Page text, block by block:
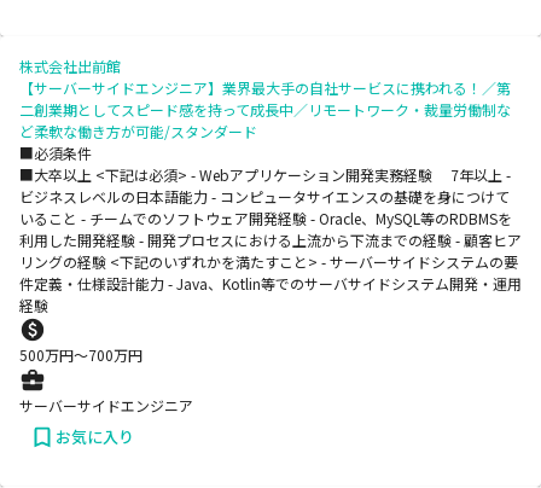
株式会社出前館
【サーバーサイドエンジニア】業界最大手の自社サービスに携われる！／第
二創業期としてスピード感を持って成長中／リモートワーク・裁量労働制な
ど柔軟な働き方が可能/スタンダード
■必須条件
■大卒以上 <下記は必須> - Webアプリケーション開発実務経験 7年以上 -
ビジネスレベルの日本語能力 - コンピュータサイエンスの基礎を身につけて
いること - チームでのソフトウェア開発経験 - Oracle、MySQL等のRDBMSを
利用した開発経験 - 開発プロセスにおける上流から下流までの経験 - 顧客ヒア
リングの経験 <下記のいずれかを満たすこと> - サーバーサイドシステムの要
件定義・仕様設計能力 - Java、Kotlin等でのサーバサイドシステム開発・運用
経験
500万円〜700万円
サーバーサイドエンジニア
お気に入り